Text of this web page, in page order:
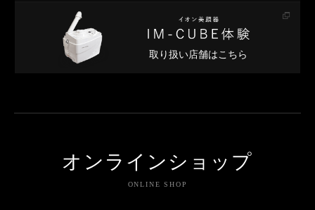
取り扱い店舗はこちら
オンラインショップ
ONLINE SHOP